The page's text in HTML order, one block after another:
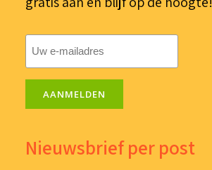
AANMELDEN
Nieuwsbrief per post